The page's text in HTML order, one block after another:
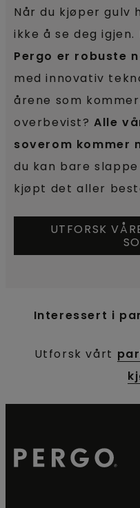
Når du kjøper gulv
ikke å se deg
Pergo er robuste
med innovativ
årene som
overbevist?Alle
soverom kommer
du kan bare
kjøpt det aller
UTFORSK
Interessert i
Utforsk vårt